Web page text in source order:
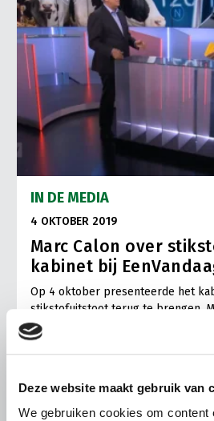
Deze website maakt gebruik van
We gebruiken cookies om content
IN DE MEDIA
4 OKTOBER 2019
Marc Calon over
kabinet bij
Op 4 oktober presenteerde het
stikstofuitstoot terug te brengen.
van LTO Nederland, reageerde bij